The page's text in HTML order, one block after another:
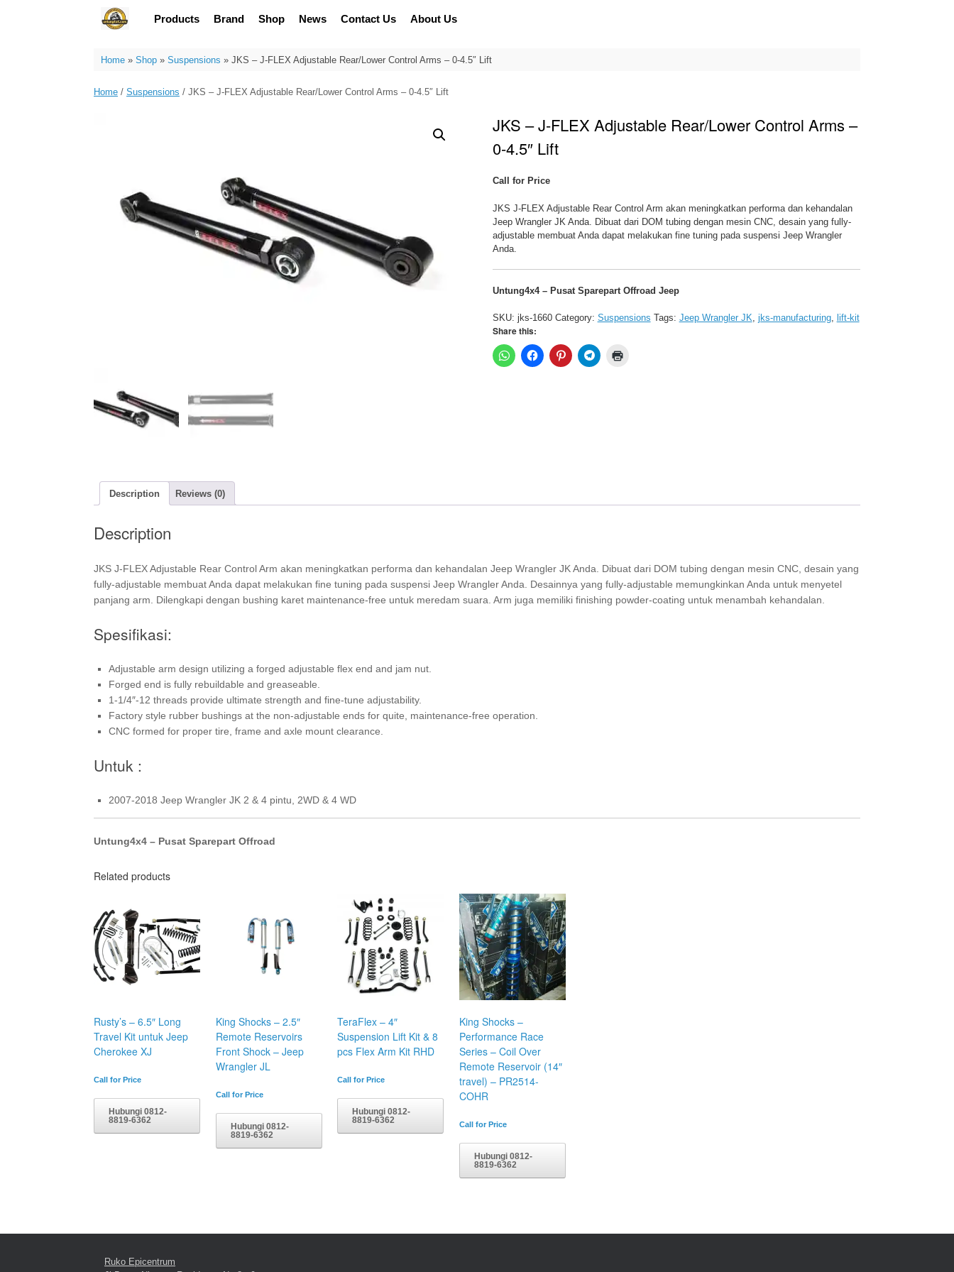
Products Brand Shop News Contact Us About Us
Home» Shop» Suspensions » JKS – J-FLEX Adjustable Rear/Lower Control Arms – 0-4.5″ Lift
Home / Suspensions / JKS – J-FLEX Adjustable Rear/Lower Control Arms – 0-4.5″ Lift
JKS – J-FLEX Adjustable Rear/Lower Control Arms –
0-4.5″ Lift
Call for Price
JKS J-FLEX Adjustable Rear Control Arm akan meningkatkan performa dan kehandalan
Jeep Wrangler JK Anda. Dibuat dari DOM tubing dengan mesin CNC, desain yang fully-
adjustable membuat Anda dapat melakukan fine tuning pada suspensi Jeep Wrangler
Anda.
Untung4x4 – Pusat Sparepart Offroad Jeep
SKU: jks-1660 Category: Suspensions Tags: Jeep Wrangler JK, jks-manufacturing, lift-kit
Share this:
Description Reviews (0)
Description
JKS J-FLEX Adjustable Rear Control Arm akan meningkatkan performa dan kehandalan Jeep Wrangler JK Anda. Dibuat dari DOM tubing dengan mesin CNC, desain yang
fully-adjustable membuat Anda dapat melakukan fine tuning pada suspensi Jeep Wrangler Anda. Desainnya yang fully-adjustable memungkinkan Anda untuk menyetel
panjang arm. Dilengkapi dengan bushing karet maintenance-free untuk meredam suara. Arm juga memiliki finishing powder-coating untuk menambah kehandalan.
Spesifikasi:
Adjustable arm design utilizing a forged adjustable flex end and jam nut.
Forged end is fully rebuildable and greaseable.
1-1/4″-12 threads provide ultimate strength and fine-tune adjustability.
Factory style rubber bushings at the non-adjustable ends for quite, maintenance-free operation.
CNC formed for proper tire, frame and axle mount clearance.
Untuk :
2007-2018 Jeep Wrangler JK 2 & 4 pintu, 2WD & 4 WD
Untung4x4 – Pusat Sparepart Offroad
Related products
Rusty’s – 6.5″ Long
Travel Kit untuk Jeep
Cherokee XJ
Call for Price
Hubungi 0812-
8819-6362
King Shocks – 2.5″
Remote Reservoirs
Front Shock – Jeep
Wrangler JL
Call for Price
Hubungi 0812-
8819-6362
TeraFlex – 4″
Suspension Lift Kit & 8
pcs Flex Arm Kit RHD
Call for Price
Hubungi 0812-
8819-6362
King Shocks –
Performance Race
Series – Coil Over
Remote Reservoir (14″
travel) – PR2514-
COHR
Call for Price
Hubungi 0812-
8819-6362
Ruko Epicentrum